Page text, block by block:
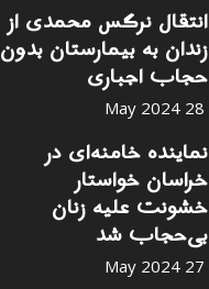
انتقال نرگس محمدی از
زندان به بیمارستان بدون
حجاب اجباری
28 May 2024
نماینده خامنه‌ای در
خراسان خواستار
خشونت علیه زنان
بی‌حجاب شد
27 May 2024